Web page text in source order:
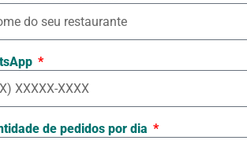
de pedidos por dia